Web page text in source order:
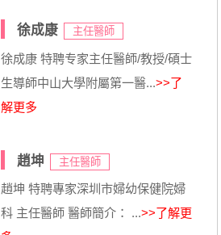
徐成康 主任醫師
徐成康 特聘专家主任醫師/教授/碩士
生導師中山大學附屬第一醫...>>了
解更多
趙坤 主任醫師
趙坤 特聘專家深圳市婦幼保健院婦
科 主任醫師 醫師簡介： ...>>了解更